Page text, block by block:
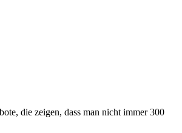
die zeigen, dass man nicht immer 300